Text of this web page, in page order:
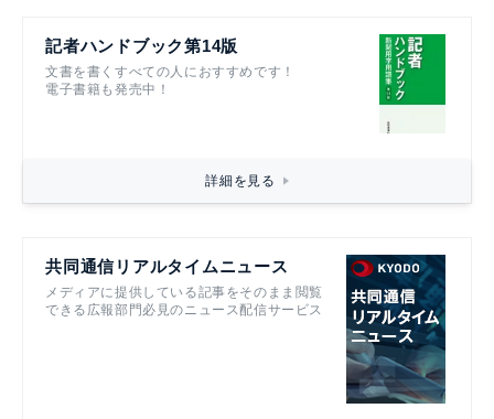
記者ハンドブック第14版
文書を書くすべての人におすすめです！
電子書籍も発売中！
詳細を見る
共同通信リアルタイムニュース
メディアに提供している記事をそのまま閲覧
できる広報部門必見のニュース配信サービス